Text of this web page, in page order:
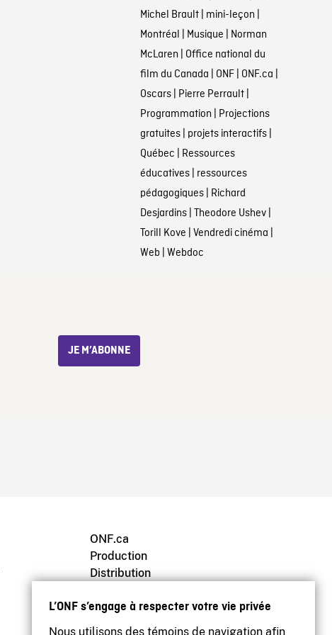
L’ONF s’engage à respecter votre vie privée
Nous utilisons des témoins de navigation afin
Michel Brault| mini-leçon |
Montréal | Musique | Norman
McLaren | Office national du
film du Canada | ONF| ONF.ca |
Oscars| Pierre Perrault|
Programmation | Projections
gratuites| projets interactifs|
Québec | Ressources
éducatives| ressources
pédagogiques| Richard
Desjardins| Theodore Ushev|
Torill Kove | Vendredi cinéma |
Web | Webdoc
JE M’ABONNE
ONF.ca
Production
Distribution
Archives